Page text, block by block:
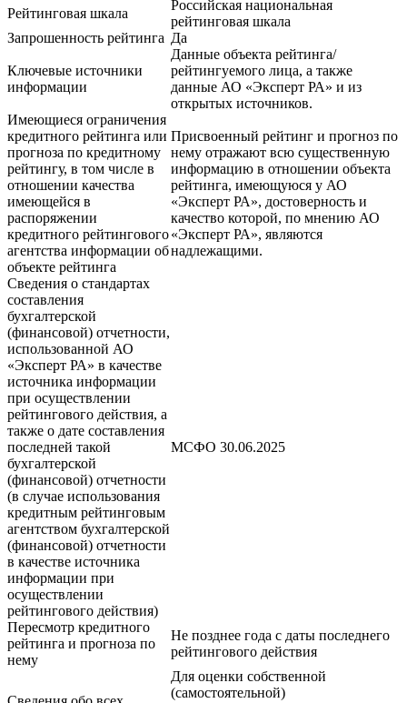
Рейтинговая шкала
Российская национальная
рейтинговая шкала
Запрошенность рейтинга Да
Ключевые источники
информации
Данные объекта рейтинга/
рейтингуемого лица, а также
данные АО «Эксперт РА» и из
открытых источников.
Имеющиеся ограничения
кредитного рейтинга или
прогноза по кредитному
рейтингу, в том числе в
отношении качества
имеющейся в
распоряжении
кредитного рейтингового
агентства информации об
объекте рейтинга
Присвоенный рейтинг и прогноз по
нему отражают всю существенную
информацию в отношении объекта
рейтинга, имеющуюся у АО
«Эксперт РА», достоверность и
качество которой, по мнению АО
«Эксперт РА», являются
надлежащими.
Сведения о стандартах
составления
бухгалтерской
(финансовой) отчетности,
использованной АО
«Эксперт РА» в качестве
источника информации
при осуществлении
рейтингового действия, а
также о дате составления
последней такой
бухгалтерской
(финансовой) отчетности
(в случае использования
кредитным рейтинговым
агентством бухгалтерской
(финансовой) отчетности
в качестве источника
информации при
осуществлении
рейтингового действия)
МСФО 30.06.2025
Пересмотр кредитного
рейтинга и прогноза по
нему
Не позднее года с даты последнего
рейтингового действия
Для оценки собственной
(самостоятельной)